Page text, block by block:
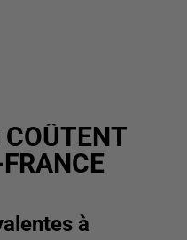
COÛTENT
à